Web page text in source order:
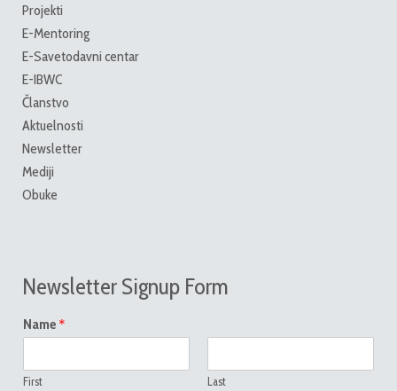
Projekti
E-Mentoring
E-Savetodavni centar
E-IBWC
Članstvo
Aktuelnosti
Newsletter
Mediji
Obuke
Newsletter Signup Form
Name *
First Last